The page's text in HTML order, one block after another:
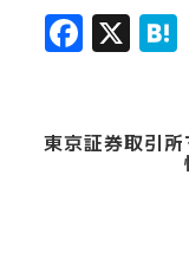
X
東京証券取引